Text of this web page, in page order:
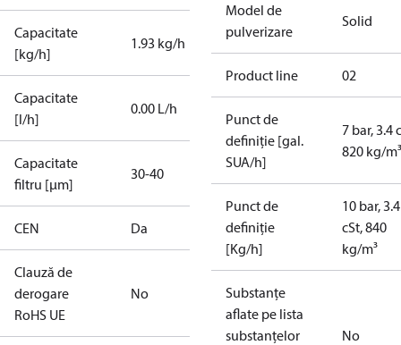
Capacitate
[kg/h]
1.93 kg/h
Capacitate
[l/h]
0.00 L/h
Capacitate
filtru [µm]
30-40
CEN Da
Clauză de
derogare
RoHS UE
No
Model de
pulverizare
Solid
Product line 02
Punct de
definiție [gal.
SUA/h]
7 bar, 3.4
820 kg/m³
Punct de
definiție
[Kg/h]
10 bar, 3.4
cSt, 840
kg/m³
Substanțe
aflate pe lista
substanțelor
No